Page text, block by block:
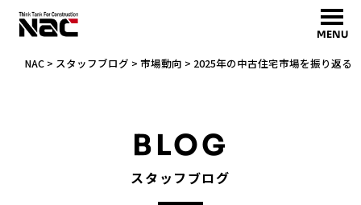
MENU
NAC> スタッフブログ > 市場動向 > 2025年の中古住宅市場を振り返る
BLOG
スタッフブログ